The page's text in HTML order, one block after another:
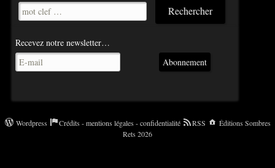
Recevez notre newsletter…
Abonnement
Wordpress Crédits - mentions légales - confidentialité RSS
Éditions Sombres
Rets 2026